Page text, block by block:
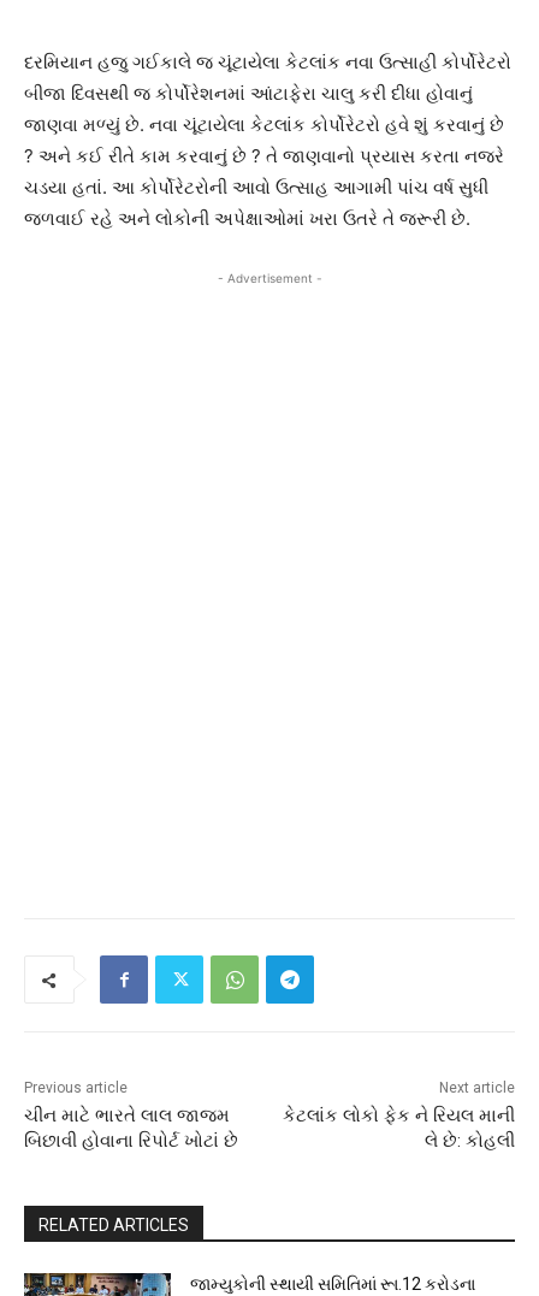
દરમિયાન હજુ ગઈકાલે જ ચૂંટાયેલા કેટલાંક નવા ઉત્સાહી કોર્પોરેટરો
બીજા દિવસથી જ કોર્પોરેશનમાં આંટાફેરા ચાલુ કરી દીધા હોવાનું
જાણવા મળ્યું છે. નવા ચૂંટાયેલા કેટલાંક કોર્પોરેટરો હવે શું કરવાનું છે
? અને કઈ રીતે કામ કરવાનું છે ? તે જાણવાનો પ્રયાસ કરતા નજરે
ચડયા હતાં. આ કોર્પોરેટરોની આવો ઉત્સાહ આગામી પાંચ વર્ષ સુધી
જળવાઈ રહે અને લોકોની અપેક્ષાઓમાં ખરા ઉતરે તે જરૂરી છે.
- Advertisement -
Previous article
ચીન માટે ભારતે લાલ જાજમ
બિછાવી હોવાના રિપોર્ટ ખોટાં છે
Next article
કેટલાંક લોકો ફેક ને રિયલ માની
લે છે: કોહલી
RELATED ARTICLES
જામ્યુકોની સ્થાયી સમિતિમાં રૂા.12 કરોડના